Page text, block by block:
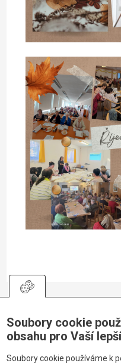
Sledujte nás
Soubory cookie
obsahu pro Vaší
Soubory cookie používáme k